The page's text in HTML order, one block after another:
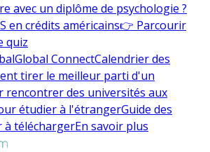
avec un diplôme de psychologie ?
en crédits américains👉 Parcourir
quiz
Global ConnectCalendrier des
tirer le meilleur parti d'un
rencontrer des universités aux
étudier à l'étrangerGuide des
à téléchargerEn savoir plus